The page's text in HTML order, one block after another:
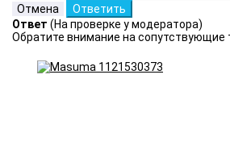
Ответ (На проверке у модератора)
Обратите внимание на сопутствующие